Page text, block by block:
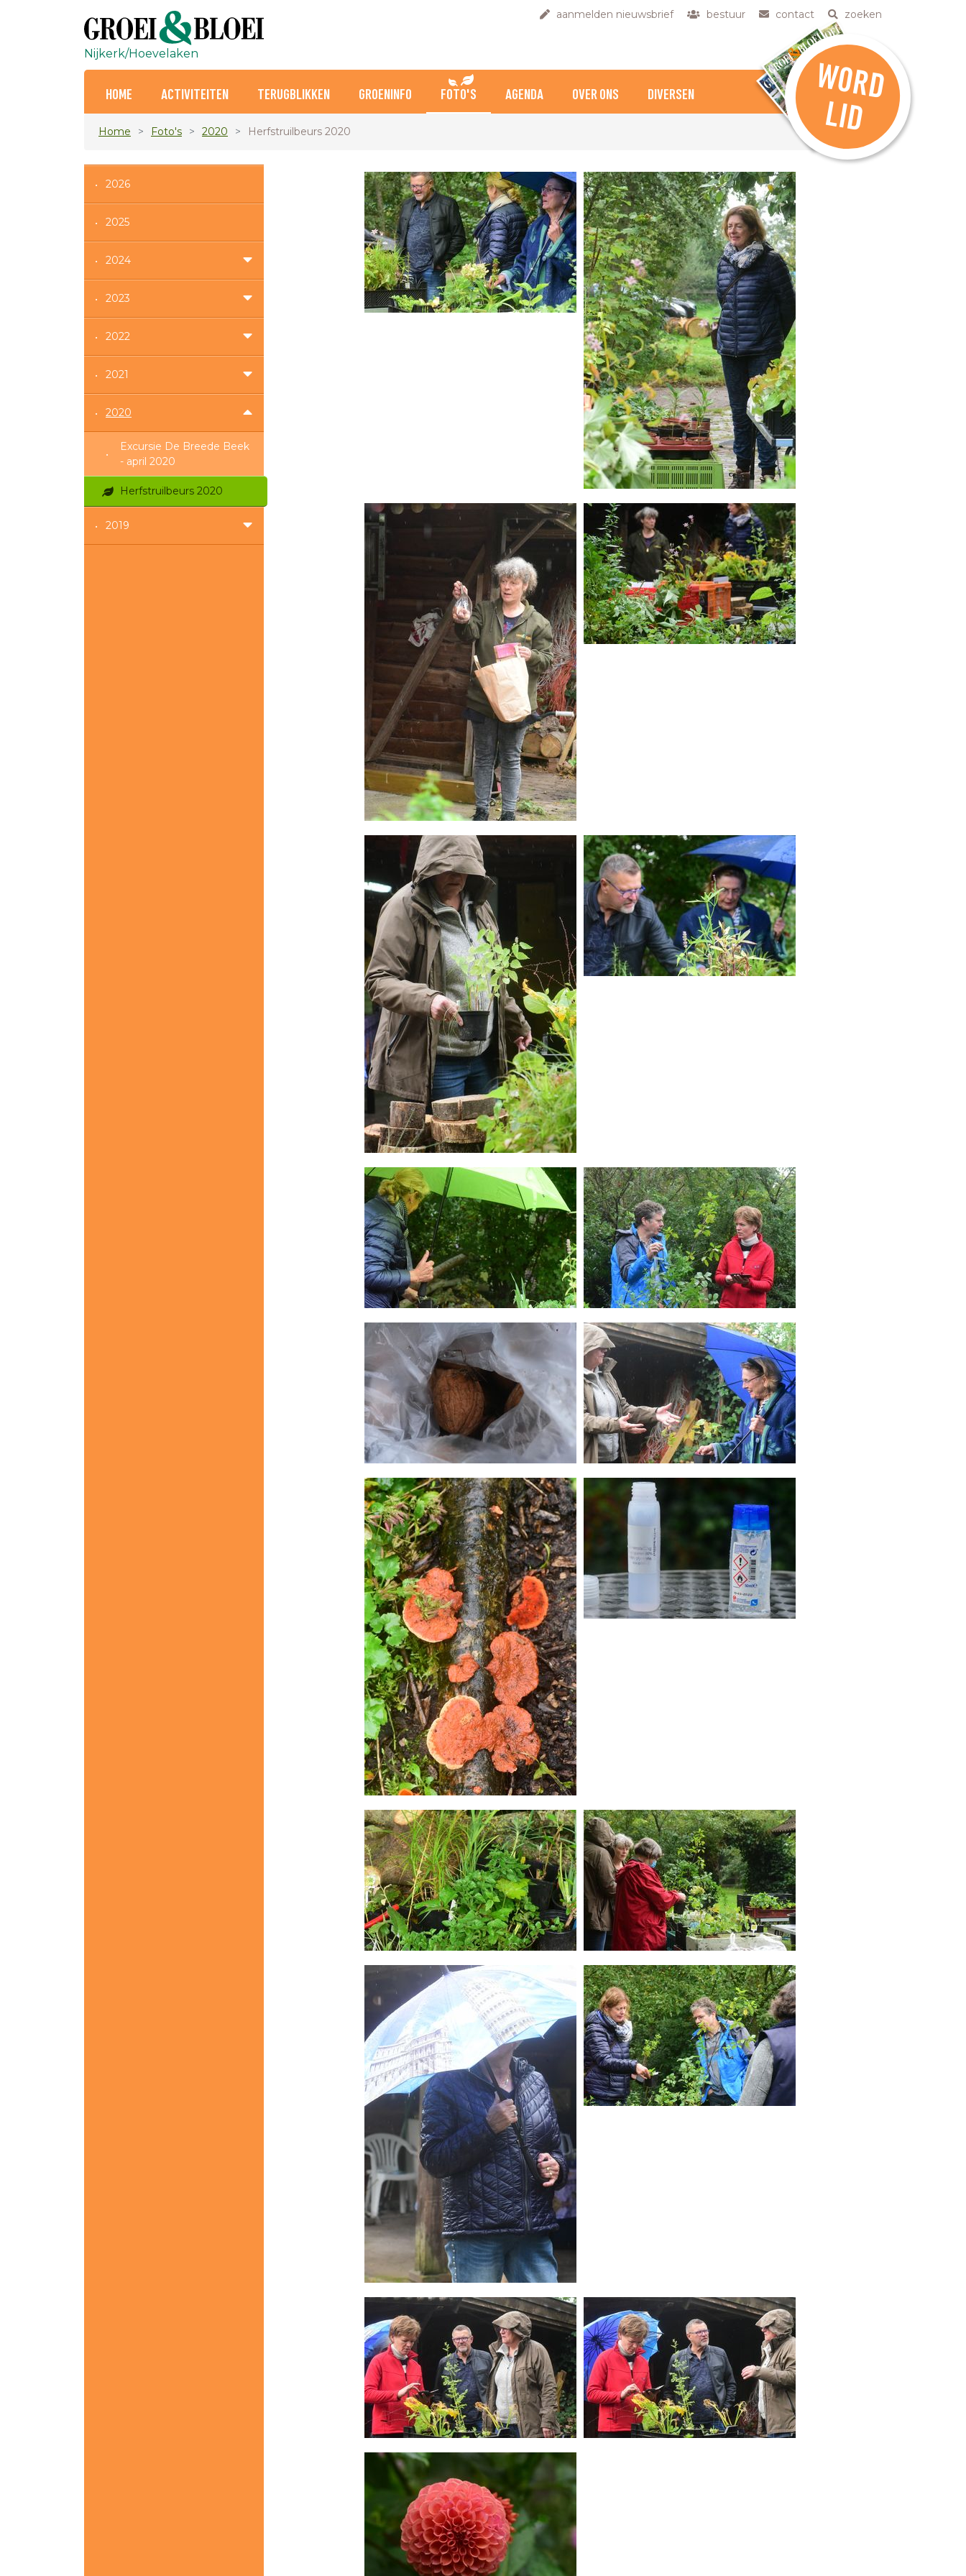
aanmelden nieuwsbrief bestuur contact zoeken
Nijkerk/Hoevelaken
HOME ACTIVITEITEN TERUGBLIKKEN GROENINFO FOTO'S AGENDA OVER ONS DIVERSEN W
O
R
D
L
ID
Home Foto's 2020 Herfstruilbeurs 2020
2026
2025
2024
2023
2022
2021
2020
Excursie De Breede Beek
- april 2020
Herfstruilbeurs 2020
2019